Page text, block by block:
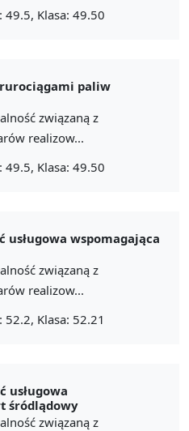
49.5, Klasa: 49.50
paliw
związaną z
realizow...
49.5, Klasa: 49.50
usługowa wspomagająca
związaną z
realizow...
52.2, Klasa: 52.21
usługowa
śródlądowy
związaną z